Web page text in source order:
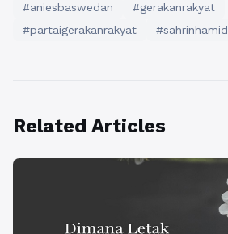
#aniesbaswedan
#gerakanrakyat
#partaigerakanrakyat
#sahrinhamid
Related Articles